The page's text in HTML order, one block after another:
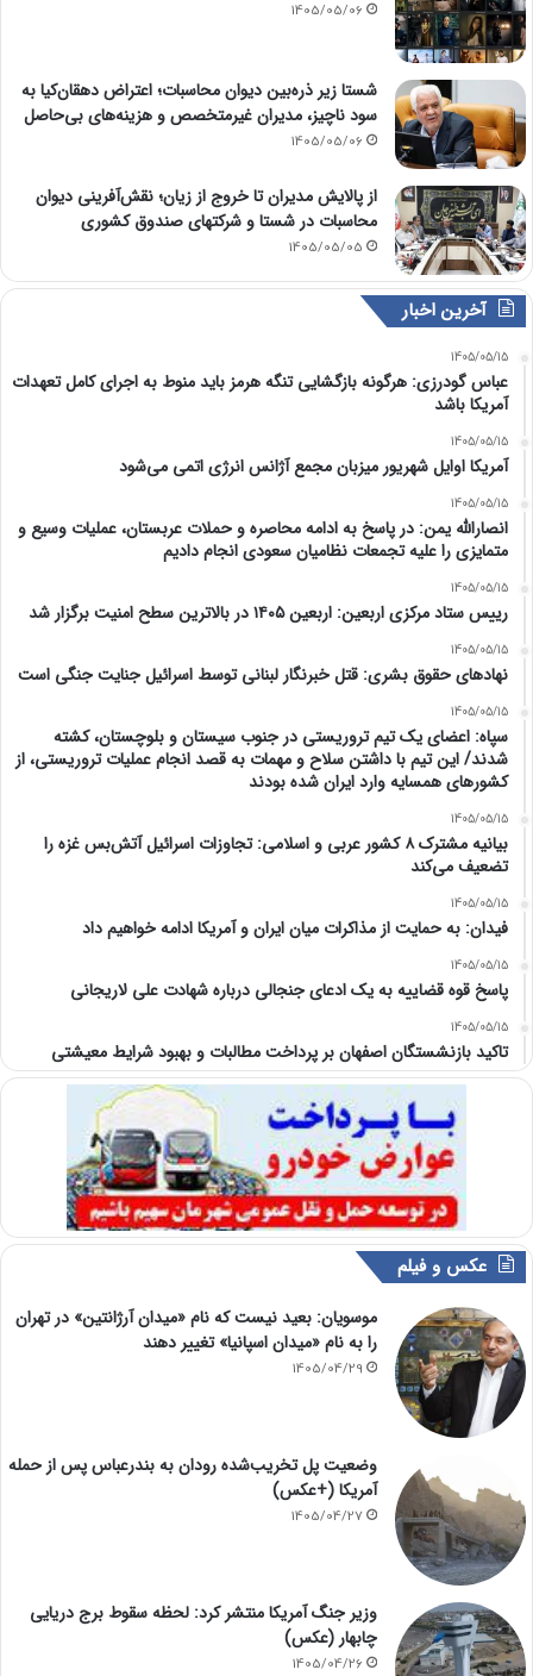
1405/05/06
شستا زیر ذره‌بین دیوان محاسبات؛ اعتراض دهقان‌کیا به
سود ناچیز، مدیران غیرمتخصص و هزینه‌های بی‌حاصل
1405/05/06
از پالایش مدیران تا خروج از زیان؛ نقش‌آفرینی دیوان
محاسبات در شستا و شرکتهای صندوق کشوری
1405/05/05
آخرین اخبار
1405/05/15
عباس گودرزی: هرگونه بازگشایی تنگه هرمز باید منوط به اجرای کامل تعهدات
آمریکا باشد
1405/05/15
آمریکا اوایل شهریور میزبان مجمع آژانس انرژی اتمی می‌شود
1405/05/15
انصارالله یمن: در پاسخ به ادامه محاصره و حملات عربستان، عملیات وسیع و
متمایزی را علیه تجمعات نظامیان سعودی انجام دادیم
1405/05/15
رییس ستاد مرکزی اربعین: اربعین ۱۴۰۵ در بالاترین سطح امنیت برگزار شد
1405/05/15
نهادهای حقوق بشری: قتل خبرنگار لبنانی توسط اسرائیل جنایت جنگی است
1405/05/15
سپاه: اعضای یک تیم تروریستی در جنوب سیستان و بلوچستان، کشته
شدند/ این تیم با داشتن سلاح و مهمات به قصد انجام عملیات تروریستی، از
کشورهای همسایه وارد ایران شده بودند
1405/05/15
بیانیه مشترک ۸ کشور عربی و اسلامی: تجاوزات اسرائیل آتش‌بس غزه را
تضعیف می‌کند
1405/05/15
فیدان: به حمایت از مذاکرات میان ایران و آمریکا ادامه خواهیم داد
1405/05/15
پاسخ قوه قضاییه به یک ادعای جنجالی درباره شهادت علی لاریجانی
1405/05/15
تاکید بازنشستگان اصفهان بر پرداخت مطالبات و بهبود شرایط معیشتی
عکس و فیلم
موسویان: بعید نیست که نام «میدان آرژانتین» در تهران
را به نام «میدان اسپانیا» تغییر دهند
1405/04/29
وضعیت پل تخریب‌شده رودان به بندرعباس پس از حمله
آمریکا (+عکس)
1405/04/27
وزیر جنگ آمریکا منتشر کرد: لحظه سقوط برج دریایی
چابهار (عکس)
1405/04/26